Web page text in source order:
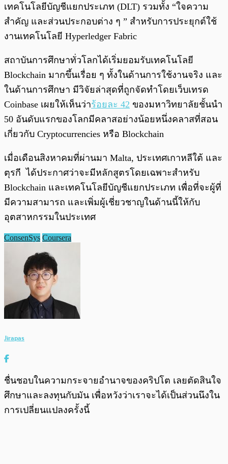
เทคโนโลยีบัญชีแยกประเภท (DLT) รวมทั้ง “ใจความ
สำคัญ และส่วนประกอบต่าง ๆ ” สำหรับการประยุกต์ใช้
งานเทคโนโลยี Hyperledger Fabric
สถาบันการศึกษาทั่วโลกได้เริ่มยอมรับเทคโนโลยี
Blockchain มากขึ้นเรื่อย ๆ ทั้งในด้านการใช้งานจริง และ
ในด้านการศึกษา มีวิจัยล่าสุดที่ถูกจัดทำโดยเว็บเทรด
Coinbase เผยให้เห็นว่าร้อยละ 42 ของมหาวิทยาลัยชั้นนำ
50 อันดับแรกของโลกมีคลาสอย่างน้อยหนึ่งคลาสที่สอน
เกี่ยวกับ Cryptocurrencies หรือ Blockchain
เมื่อเดือนสิงหาคมที่ผ่านมา Malta, ประเทศเกาหลีใต้ และ
ตุรกี ได้ประกาศว่าจะมีหลักสูตรโดยเฉพาะสำหรับ
Blockchain และเทคโนโลยีบัญชีแยกประเภท เพื่อที่จะผู้ที่
มีความสามารถ และเพิ่มผู้เชี่ยวชาญในด้านนี้ให้กับ
อุตสาหกรรมในประเทศ
ConsenSys Coursera
Jirapas
ชื่นชอบในความกระจายอำนาจของคริปโต เลยตัดสินใจ
ศึกษาและลงทุนกับมัน เพื่อหวังว่าเราจะได้เป็นส่วนนึงใน
การเปลี่ยนแปลงครั้งนี้